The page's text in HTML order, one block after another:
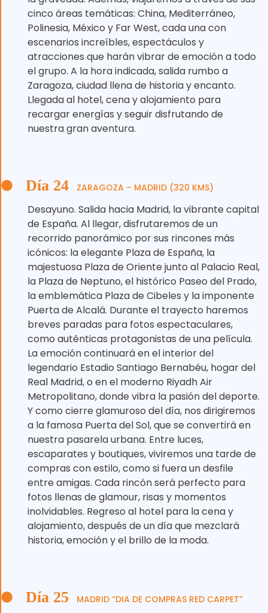
cinco áreas temáticas: China, Mediterráneo,
Polinesia, México y Far West, cada una con
escenarios increíbles, espectáculos y
atracciones que harán vibrar de emoción a todo
el grupo. A la hora indicada, salida rumbo a
Zaragoza, ciudad llena de historia y encanto.
Llegada al hotel, cena y alojamiento para
recargar energías y seguir disfrutando de
nuestra gran aventura.
Día 24 ZARAGOZA – MADRID (320 KMS)
Desayuno. Salida hacia Madrid, la vibrante capital
de España. Al llegar, disfrutaremos de un
recorrido panorámico por sus rincones más
icónicos: la elegante Plaza de España, la
majestuosa Plaza de Oriente junto al Palacio Real,
la Plaza de Neptuno, el histórico Paseo del Prado,
la emblemática Plaza de Cibeles y la imponente
Puerta de Alcalá. Durante el trayecto haremos
breves paradas para fotos espectaculares,
como auténticas protagonistas de una película.
La emoción continuará en el interior del
legendario Estadio Santiago Bernabéu, hogar del
Real Madrid, o en el moderno Riyadh Air
Metropolitano, donde vibra la pasión del deporte.
Y como cierre glamuroso del día, nos dirigiremos
a la famosa Puerta del Sol, que se convertirá en
nuestra pasarela urbana. Entre luces,
escaparates y boutiques, viviremos una tarde de
compras con estilo, como si fuera un desfile
entre amigas. Cada rincón será perfecto para
fotos llenas de glamour, risas y momentos
inolvidables. Regreso al hotel para la cena y
alojamiento, después de un día que mezclará
historia, emoción y el brillo de la moda.
Día 25 MADRID “DIA DE COMPRAS RED CARPET”